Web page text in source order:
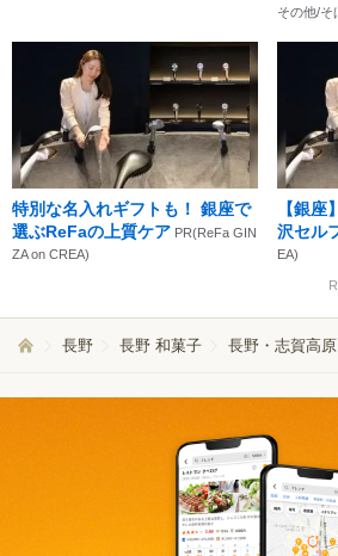
その他/そ
特別な名入れギフトも！ 銀座で
選ぶReFaの上質ケア PR(ReFa GIN
ZA on CREA)
【銀
沢セル
EA)
長野 長野 和菓子 長野・志賀高